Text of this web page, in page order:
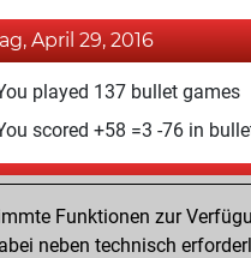
April 29, 2016
played 137 bullet games
scored +58 =3 -76 in
November 21, 2015
played 14 slow games
Funktionen zur
neben technisch